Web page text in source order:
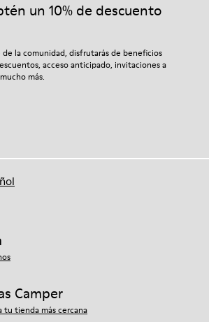
un 10% de descuento
de la comunidad, disfrutarás de beneficios
acceso anticipado, invitaciones a
más.
Camper
tu tienda más cercana